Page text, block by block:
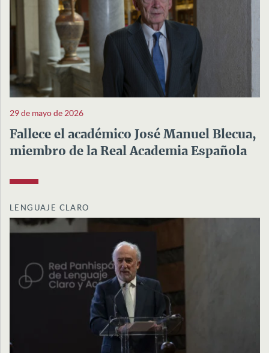
29 de mayo de 2026
Fallece el académico José Manuel Blecua,
miembro de la Real Academia Española
LENGUAJE CLARO